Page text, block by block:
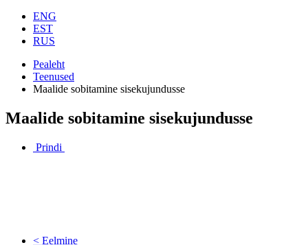
ENG
EST
RUS
Pealeht
Teenused
Maalide sobitamine sisekujundusse
Maalide sobitamine sisekujundusse
Prindi
< Eelmine